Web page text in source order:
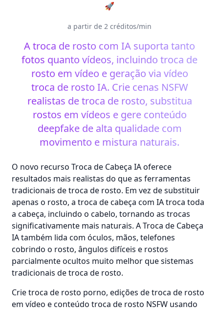
A troca de rosto com IA suporta tanto
fotos quanto vídeos, incluindo troca de
rosto em vídeo e geração via vídeo
troca de rosto IA. Crie cenas NSFW
realistas de troca de rosto, substitua
rostos em vídeos e gere conteúdo
deepfake de alta qualidade com
movimento e mistura naturais.
🚀
a partir de 2 créditos/min
O novo recurso Troca de Cabeça IA oferece
resultados mais realistas do que as ferramentas
tradicionais de troca de rosto. Em vez de substituir
apenas o rosto, a troca de cabeça com IA troca toda
a cabeça, incluindo o cabelo, tornando as trocas
significativamente mais naturais. A Troca de Cabeça
IA também lida com óculos, mãos, telefones
cobrindo o rosto, ângulos difíceis e rostos
parcialmente ocultos muito melhor que sistemas
tradicionais de troca de rosto.
Crie troca de rosto porno, edições de troca de rosto
em vídeo e conteúdo troca de rosto NSFW usando